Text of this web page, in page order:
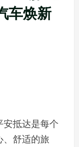
车焕新
安抵达是每个
、舒适的旅